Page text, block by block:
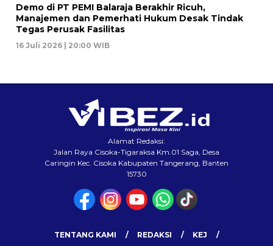
Demo di PT PEMI Balaraja Berakhir Ricuh,
Manajemen dan Pemerhati Hukum Desak Tindak
Tegas Perusak Fasilitas
16 Juli 2026 | 20:00 WIB
Alamat Redaksi:
Jalan Raya Cisoka-Tigaraksa Km.01 Saga, Desa
Caringin Kec. Cisoka Kabupaten Tangerang, Banten
15730
TENTANG KAMI REDAKSI
KEJ